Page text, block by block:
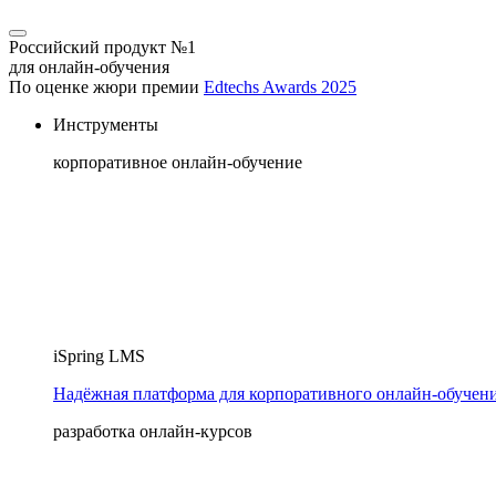
Российский продукт №1
для онлайн-обучения
По оценке жюри премии Edtechs Awards 2025
Инструменты
корпоративное онлайн-обучение
iSpring LMS
Надёжная платформа для корпоративного
разработка онлайн-курсов